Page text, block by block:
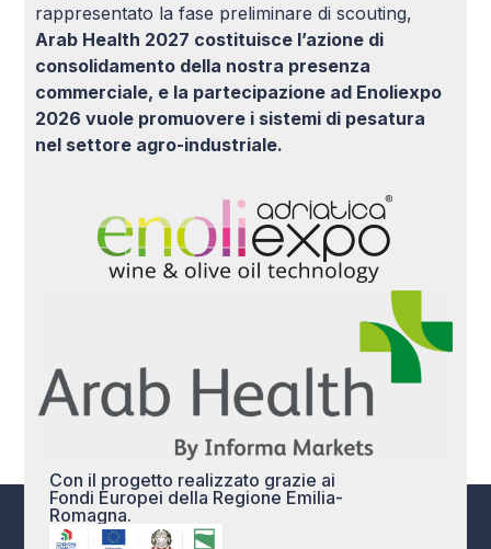
rappresentato la fase preliminare di scouting,
Arab Health 2027 costituisce l’azione di
consolidamento della nostra presenza
commerciale, e la partecipazione ad Enoliexpo
2026 vuole promuovere i sistemi di pesatura
nel settore agro-industriale.
Con il progetto realizzato grazie ai
Fondi Europei della Regione Emilia-
Romagna.